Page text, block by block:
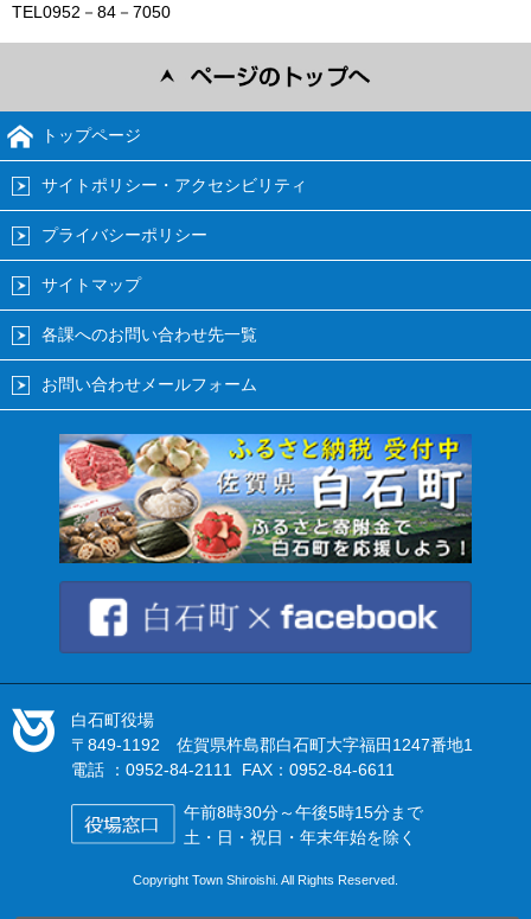
TEL0952－84－7050
トップページ
サイトポリシー・アクセシビリティ
プライバシーポリシー
サイトマップ
各課へのお問い合わせ先一覧
お問い合わせメールフォーム
白石町役場
〒849-1192 佐賀県杵島郡白石町大字福田1247番地1
電話 ：0952-84-2111 FAX：0952-84-6611
午前8時30分～午後5時15分まで
土・日・祝日・年末年始を除く
Copyright Town Shiroishi. All Rights Reserved.